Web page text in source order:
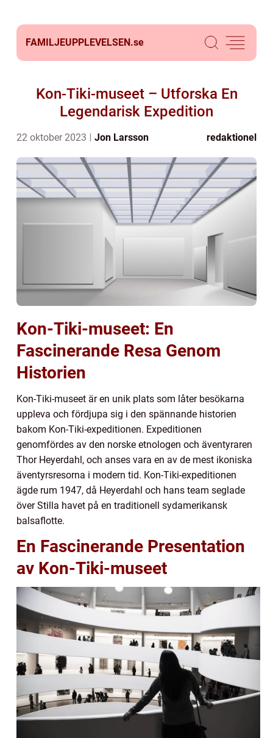
FAMILJEUPPLEVELSEN.se
Kon-Tiki-museet – Utforska En
Legendarisk Expedition
22 oktober 2023 Jon Larsson redaktionel
Kon-Tiki-museet: En
Fascinerande Resa Genom
Historien
Kon-Tiki-museet är en unik plats som låter besökarna
uppleva och fördjupa sig i den spännande historien
bakom Kon-Tiki-expeditionen. Expeditionen
genomfördes av den norske etnologen och äventyraren
Thor Heyerdahl, och anses vara en av de mest ikoniska
äventyrsresorna i modern tid. Kon-Tiki-expeditionen
ägde rum 1947, då Heyerdahl och hans team seglade
över Stilla havet på en traditionell sydamerikansk
balsaflotte.
En Fascinerande Presentation
av Kon-Tiki-museet